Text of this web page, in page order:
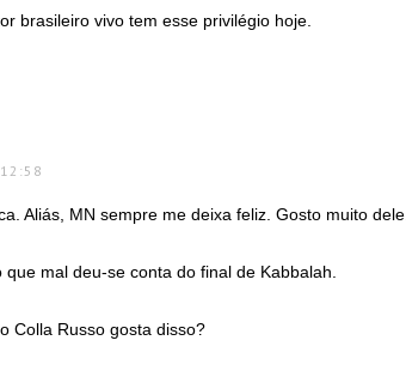
brasileiro vivo tem esse privilégio hoje.
Aliás, MN sempre me deixa feliz. Gosto muito dele.
mal deu-se conta do final de Kabbalah.
Colla Russo gosta disso?